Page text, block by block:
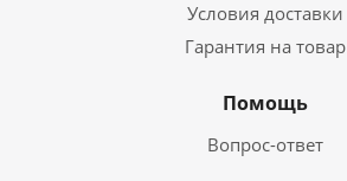
Условия доставки
Гарантия на товар
Помощь
Вопрос-ответ